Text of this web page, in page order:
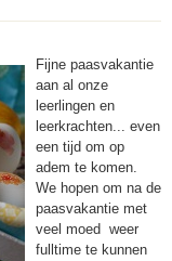
Fijne paasvakantie
aan al onze
leerlingen en
leerkrachten... even
een tijd om op
adem te komen.
We hopen om na de
paasvakantie met
veel moed weer
fulltime te kunnen